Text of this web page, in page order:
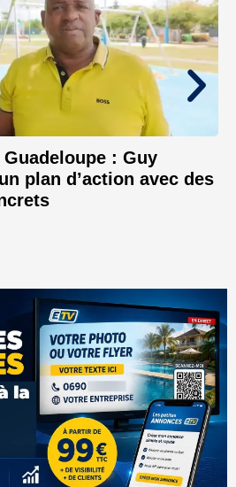
Guadeloupe : Guy
plan d’action avec des